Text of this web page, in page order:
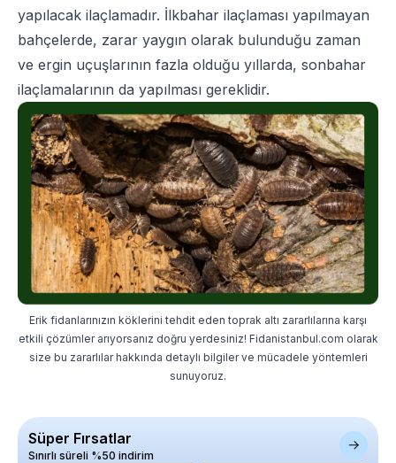
yapılacak ilaçlamadır. İlkbahar ilaçlaması yapılmayan
bahçelerde, zarar yaygın olarak bulunduğu zaman
ve ergin uçuşlarının fazla olduğu yıllarda, sonbahar
ilaçlamalarının da yapılması gereklidir.
Erik fidanlarınızın köklerini tehdit eden toprak altı zararlılarına karşı
etkili çözümler arıyorsanız doğru yerdesiniz! Fidanistanbul.com olarak
size bu zararlılar hakkında detaylı bilgiler ve mücadele yöntemleri
sunuyoruz.
Süper Fırsatlar
Sınırlı süreli %50 indirim